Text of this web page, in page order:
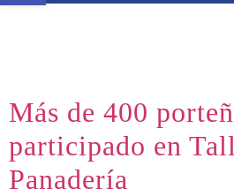
Más de 400
participado en
Panadería